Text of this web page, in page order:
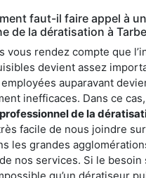
faut-il faire appel à
de la dératisation à
vous rendez compte que
devient assez
auparavant
inefficaces. Dans ce cas,
de la
facile de nous joindre
les grandes
nos services. Si le besoin